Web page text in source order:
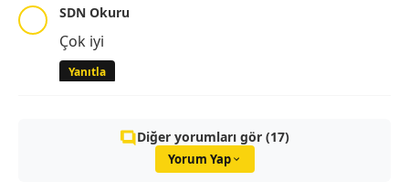
SDN Okuru
Çok iyi
Yanıtla
Diğer yorumları gör (17)
Yorum Yap